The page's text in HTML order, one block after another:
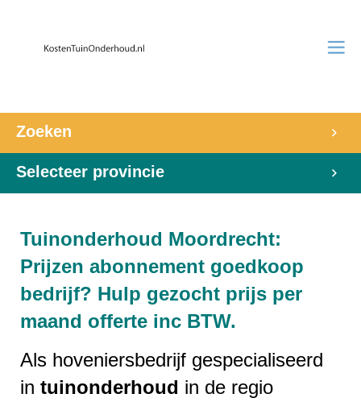
Zoeken
Selecteer provincie
Tuinonderhoud Moordrecht:
Prijzen abonnement goedkoop
bedrijf? Hulp gezocht prijs per
maand offerte inc BTW.
Als hoveniersbedrijf gespecialiseerd
in tuinonderhoud in de regio